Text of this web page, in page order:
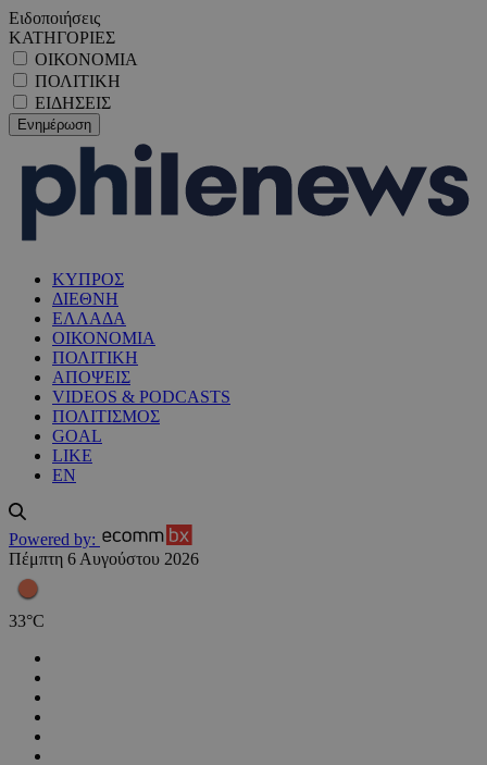
Ειδοποιήσεις
ΚΑΤΗΓΟΡΙΕΣ
ΟΙΚΟΝΟΜΙΑ
ΠΟΛΙΤΙΚΗ
ΕΙΔΗΣΕΙΣ
ΚΥΠΡΟΣ
ΔΙΕΘΝΗ
ΕΛΛΑΔΑ
ΟΙΚΟΝΟΜΙΑ
ΠΟΛΙΤΙΚΗ
ΑΠΟΨΕΙΣ
VIDEOS & PODCASTS
ΠΟΛΙΤΙΣΜΟΣ
GOAL
LIKE
EN
Powered by:
Πέμπτη 6 Αυγούστου 2026
33°C